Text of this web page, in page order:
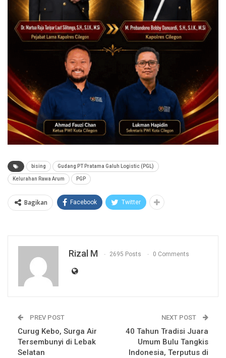
bising Gudang PT Pratama Galuh Logistic (PGL)
Kelurahan Rawa Arum PGP
Bagikan Facebook Twitter
Rizal M 2695 Posts 0 Comments
PREV POST
Curug Kebo, Surga Air
Tersembunyi di Lebak
Selatan
NEXT POST
40 Tahun Tradisi Juara
Umum Bulu Tangkis
Indonesia, Terputus di